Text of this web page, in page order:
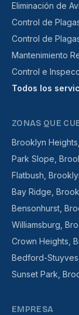
Eliminación de
Control de
Control de
Mantenimiento
Control e
Todos los
ZONAS QUE
Brooklyn
Park Slope,
Flatbush,
Bay Ridge,
Bensonhurst,
Williamsburg,
Crown Heights,
Bedford-
Sunset Park,
EMPRESA